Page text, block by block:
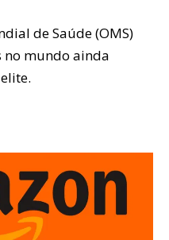
de Saúde (OMS)
no mundo ainda